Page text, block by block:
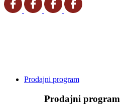
Prodajni program
Prodajni program